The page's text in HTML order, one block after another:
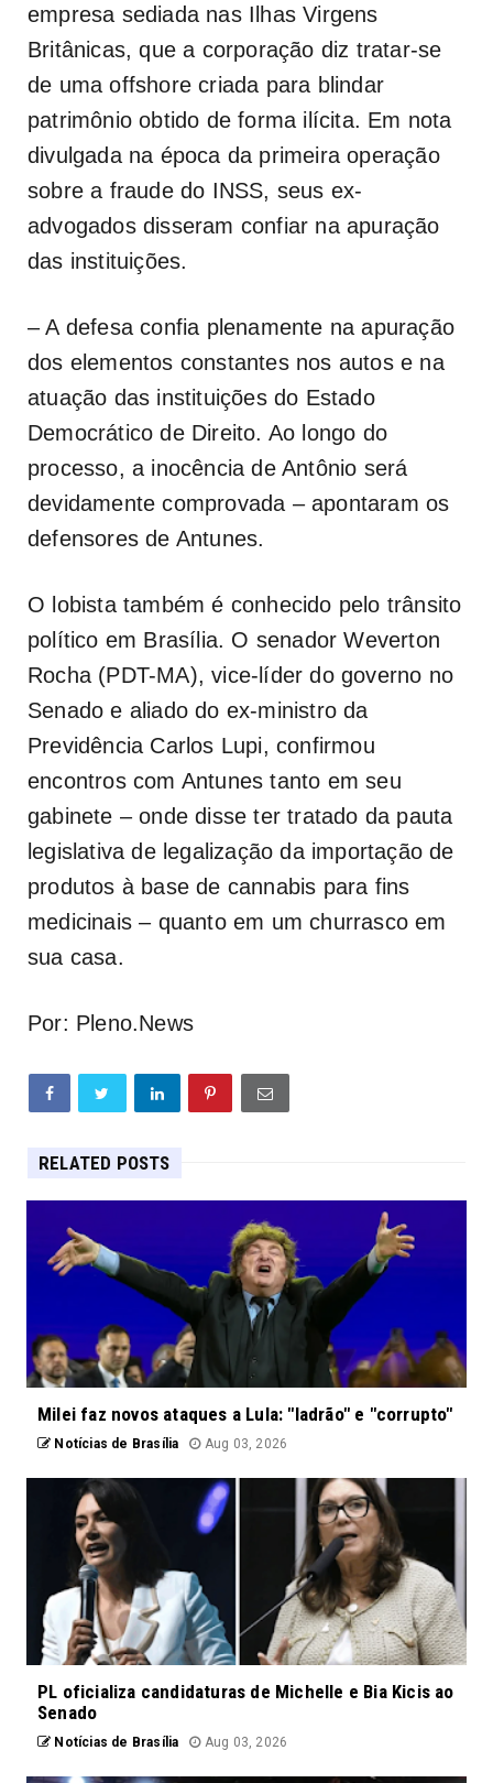
empresa sediada nas Ilhas Virgens
Britânicas, que a corporação diz tratar-se
de uma offshore criada para blindar
patrimônio obtido de forma ilícita. Em nota
divulgada na época da primeira operação
sobre a fraude do INSS, seus ex-
advogados disseram confiar na apuração
das instituições.
– A defesa confia plenamente na apuração
dos elementos constantes nos autos e na
atuação das instituições do Estado
Democrático de Direito. Ao longo do
processo, a inocência de Antônio será
devidamente comprovada – apontaram os
defensores de Antunes.
O lobista também é conhecido pelo trânsito
político em Brasília. O senador Weverton
Rocha (PDT-MA), vice-líder do governo no
Senado e aliado do ex-ministro da
Previdência Carlos Lupi, confirmou
encontros com Antunes tanto em seu
gabinete – onde disse ter tratado da pauta
legislativa de legalização da importação de
produtos à base de cannabis para fins
medicinais – quanto em um churrasco em
sua casa.
Por: Pleno.News
RELATED POSTS
Milei faz novos ataques a Lula: "ladrão" e "corrupto"
Notícias de Brasília Aug 03, 2026
PL oficializa candidaturas de Michelle e Bia Kicis ao
Senado
Notícias de Brasília Aug 03, 2026